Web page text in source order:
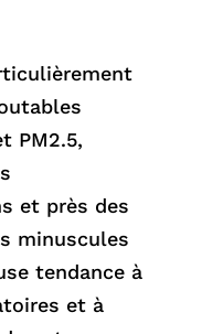
PM2.5,
et près des
minuscules
tendance à
et à